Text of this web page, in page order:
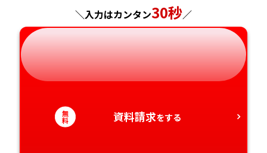
静岡県
和歌山県
山口県
徳島県
熊本県
大分県
＼入力はカンタン30秒／
無
料 資料請求をする